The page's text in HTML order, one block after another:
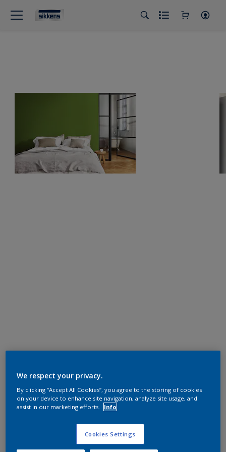
We respect your privacy.
By clicking “Accept All Cookies”, you agree to the storing of cookies
on your device to enhance site navigation, analyze site usage, and
assist in our marketing efforts.
Info
Cookies Settings